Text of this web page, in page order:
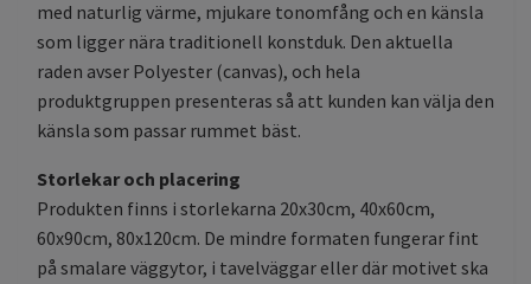
med naturlig värme, mjukare tonomfång och en känsla
som ligger nära traditionell konstduk. Den aktuella
raden avser Polyester (canvas), och hela
produktgruppen presenteras så att kunden kan välja den
känsla som passar rummet bäst.
Storlekar och placering
Produkten finns i storlekarna 20x30cm, 40x60cm,
60x90cm, 80x120cm. De mindre formaten fungerar fint
på smalare väggytor, i tavelväggar eller där motivet ska